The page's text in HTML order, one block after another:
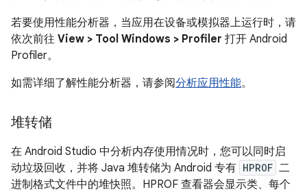
若要使用性能分析器，当应用在设备或模拟器上运行时，请
依次前往 View > Tool Windows > Profiler 打开 Android
Profiler。
如需详细了解性能分析器，请参阅分析应用性能。
堆转储
在 Android Studio 中分析内存使用情况时，您可以同时启
动垃圾回收，并将 Java 堆转储为 Android 专有 HPROF 二
进制格式文件中的堆快照。HPROF 查看器会显示类、每个